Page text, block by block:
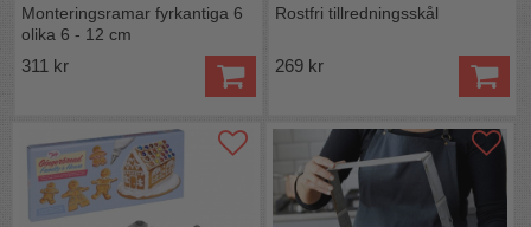
Monteringsramar fyrkantiga 6
olika 6 - 12 cm
311 kr
Rostfri tillredningsskål
269 kr